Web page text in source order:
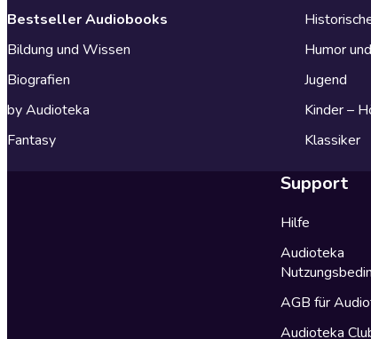
Bestseller Audiobooks
Bildung und Wissen
Biografien
by Audioteka
Fantasy
Humor
Jugend
Kinder –
Klassiker
Support
Hilfe
Audioteka
AGB für
Audioteka